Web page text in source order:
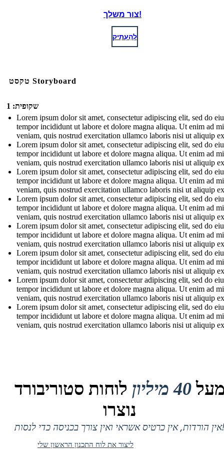
צור משלך!
לְהַעְתִיק
טקסט Storyboard
שקופית: 1
Lorem ipsum dolor sit amet, consectetur adipiscing elit, sed do
tempor incididunt ut labore et dolore magna aliqua. Ut enim ad
veniam, quis nostrud exercitation ullamco laboris nisi ut aliquip ex
Lorem ipsum dolor sit amet, consectetur adipiscing elit, sed do
tempor incididunt ut labore et dolore magna aliqua. Ut enim ad
veniam, quis nostrud exercitation ullamco laboris nisi ut aliquip ex
Lorem ipsum dolor sit amet, consectetur adipiscing elit, sed do
tempor incididunt ut labore et dolore magna aliqua. Ut enim ad
veniam, quis nostrud exercitation ullamco laboris nisi ut aliquip ex
Lorem ipsum dolor sit amet, consectetur adipiscing elit, sed do
tempor incididunt ut labore et dolore magna aliqua. Ut enim ad
veniam, quis nostrud exercitation ullamco laboris nisi ut aliquip ex
Lorem ipsum dolor sit amet, consectetur adipiscing elit, sed do
tempor incididunt ut labore et dolore magna aliqua. Ut enim ad
veniam, quis nostrud exercitation ullamco laboris nisi ut aliquip ex
Lorem ipsum dolor sit amet, consectetur adipiscing elit, sed do
tempor incididunt ut labore et dolore magna aliqua. Ut enim ad
veniam, quis nostrud exercitation ullamco laboris nisi ut aliquip ex
Lorem ipsum dolor sit amet, consectetur adipiscing elit, sed do
tempor incididunt ut labore et dolore magna aliqua. Ut enim ad
veniam, quis nostrud exercitation ullamco laboris nisi ut aliquip ex
Lorem ipsum dolor sit amet, consectetur adipiscing elit, sed do
tempor incididunt ut labore et dolore magna aliqua. Ut enim ad
veniam, quis nostrud exercitation ullamco laboris nisi ut aliquip ex
40 מיליון
לוחות סטוריבורד
נוצרו
אין הורדות, אין כרטיס אשראי ואין צורך בכניסה כדי לנסות!
ליצור את לוח התכנון הראשון שלי